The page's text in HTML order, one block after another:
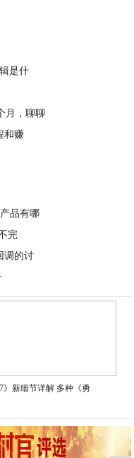
是什
月，聊聊
和赚
品有哪
完
调的讨
2020-03-29
7》新细节详解 多种《勇